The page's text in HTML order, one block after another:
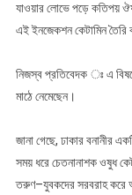
যাওয়ার লোভে পড়ে কতিপয়
এই ইনজেকশন কেটামিন তৈরি
নিজস্ব প্রতিবেদক ঃ এ
মাঠে নেমেছেন।
জানা গেছে, ঢাকার বনানীর
সময় ধরে চেতনানাশক ওষুধ
তরুণ–যুবকদের সরবরাহ করে